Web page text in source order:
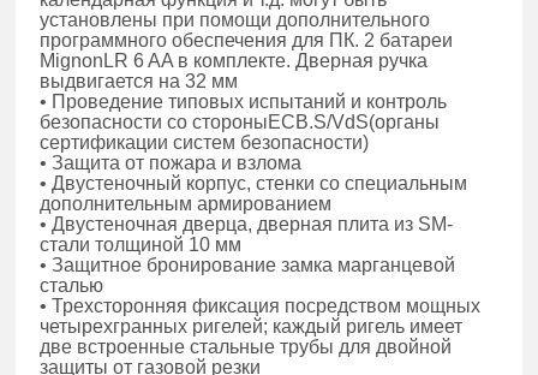
установлены при помощи дополнительного
программного обеспечения для ПК. 2 батареи
MignonLR 6 AA в комплекте. Дверная ручка
выдвигается на 32 мм
• Проведение типовых испытаний и контроль
безопасности со стороныECB.S/VdS(органы
сертификации систем безопасности)
• Защита от пожара и взлома
• Двустеночный корпус, стенки со специальным
дополнительным армированием
• Двустеночная дверца, дверная плита из SM-
стали толщиной 10 мм
• Защитное бронирование замка марганцевой
сталью
• Трехсторонняя фиксация посредством мощных
четырехгранных ригелей; каждый ригель имеет
две встроенные стальные трубы для двойной
защиты от газовой резки